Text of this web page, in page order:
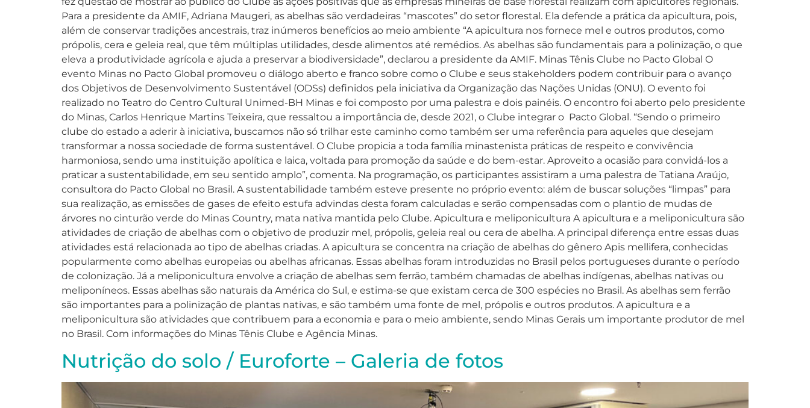
Para a presidente da AMIF, Adriana Maugeri, as abelhas são verdadeiras “mascotes” do setor florestal. Ela defende a prática da apicultura, pois,
além de conservar tradições ancestrais, traz inúmeros benefícios ao meio ambiente “A apicultura nos fornece mel e outros produtos, como
própolis, cera e geleia real, que têm múltiplas utilidades, desde alimentos até remédios. As abelhas são fundamentais para a polinização, o que
eleva a produtividade agrícola e ajuda a preservar a biodiversidade”, declarou a presidente da AMIF. Minas Tênis Clube no Pacto Global O
evento Minas no Pacto Global promoveu o diálogo aberto e franco sobre como o Clube e seus stakeholders podem contribuir para o avanço
dos Objetivos de Desenvolvimento Sustentável (ODSs) definidos pela iniciativa da Organização das Nações Unidas (ONU). O evento foi
realizado no Teatro do Centro Cultural Unimed-BH Minas e foi composto por uma palestra e dois painéis. O encontro foi aberto pelo presidente
do Minas, Carlos Henrique Martins Teixeira, que ressaltou a importância de, desde 2021, o Clube integrar o Pacto Global. “Sendo o primeiro
clube do estado a aderir à iniciativa, buscamos não só trilhar este caminho como também ser uma referência para aqueles que desejam
transformar a nossa sociedade de forma sustentável. O Clube propicia a toda família minastenista práticas de respeito e convivência
harmoniosa, sendo uma instituição apolítica e laica, voltada para promoção da saúde e do bem-estar. Aproveito a ocasião para convidá-los a
praticar a sustentabilidade, em seu sentido amplo”, comenta. Na programação, os participantes assistiram a uma palestra de Tatiana Araújo,
consultora do Pacto Global no Brasil. A sustentabilidade também esteve presente no próprio evento: além de buscar soluções “limpas” para
sua realização, as emissões de gases de efeito estufa advindas desta foram calculadas e serão compensadas com o plantio de mudas de
árvores no cinturão verde do Minas Country, mata nativa mantida pelo Clube. Apicultura e meliponicultura A apicultura e a meliponicultura são
atividades de criação de abelhas com o objetivo de produzir mel, própolis, geleia real ou cera de abelha. A principal diferença entre essas duas
atividades está relacionada ao tipo de abelhas criadas. A apicultura se concentra na criação de abelhas do gênero Apis mellifera, conhecidas
popularmente como abelhas europeias ou abelhas africanas. Essas abelhas foram introduzidas no Brasil pelos portugueses durante o período
de colonização. Já a meliponicultura envolve a criação de abelhas sem ferrão, também chamadas de abelhas indígenas, abelhas nativas ou
meliponíneos. Essas abelhas são naturais da América do Sul, e estima-se que existam cerca de 300 espécies no Brasil. As abelhas sem ferrão
são importantes para a polinização de plantas nativas, e são também uma fonte de mel, própolis e outros produtos. A apicultura e a
meliponicultura são atividades que contribuem para a economia e para o meio ambiente, sendo Minas Gerais um importante produtor de mel
no Brasil. Com informações do Minas Tênis Clube e Agência Minas.
Nutrição do solo / Euroforte – Galeria de fotos